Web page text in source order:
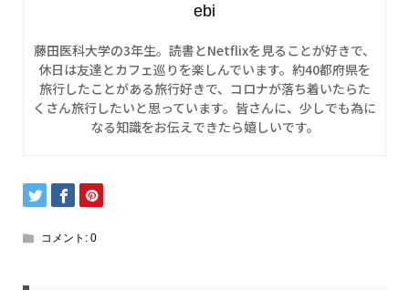
ebi
藤田医科大学の3年生。読書とNetflixを見ることが好きで、
休日は友達とカフェ巡りを楽しんでいます。約40都府県を
旅行したことがある旅行好きで、コロナが落ち着いたらた
くさん旅行したいと思っています。皆さんに、少しでも為に
なる知識をお伝えできたら嬉しいです。
コメント: 0